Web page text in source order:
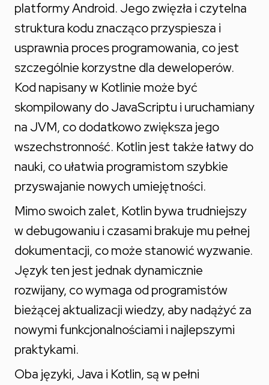
platformy Android. Jego zwięzła i czytelna
struktura kodu znacząco przyspiesza i
usprawnia proces programowania, co jest
szczególnie korzystne dla deweloperów.
Kod napisany w Kotlinie może być
skompilowany do JavaScriptu i uruchamiany
na JVM, co dodatkowo zwiększa jego
wszechstronność. Kotlin jest także łatwy do
nauki, co ułatwia programistom szybkie
przyswajanie nowych umiejętności.
Mimo swoich zalet, Kotlin bywa trudniejszy
w debugowaniu i czasami brakuje mu pełnej
dokumentacji, co może stanowić wyzwanie.
Język ten jest jednak dynamicznie
rozwijany, co wymaga od programistów
bieżącej aktualizacji wiedzy, aby nadążyć za
nowymi funkcjonalnościami i najlepszymi
praktykami.
Oba języki, Java i Kotlin, są w pełni